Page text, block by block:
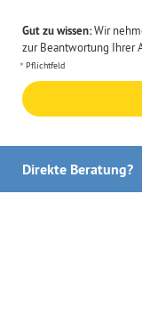
Gut zu wissen:Wir
zur Beantwortung Ihrer
Pflichtfeld
Direkte Beratung?